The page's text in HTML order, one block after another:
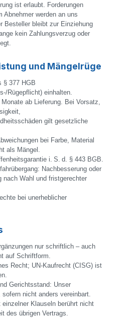
ist erlaubt. Forderungen
Abnehmer werden an uns
Besteller bleibt zur Einziehung
kein Zahlungsverzug oder
und Mängelrüge
§ 377 HGB
Rügepflicht) einhalten.
ab Lieferung. Bei Vorsatz,
gilt gesetzliche
bei Farbe, Material
als Mängel.
i. S. d. § 443 BGB.
Nachbesserung oder
nach Wahl und fristgerechter
bei unerheblicher
nur schriftlich – auch
auf Schriftform.
Recht; UN-Kaufrecht (CISG) ist
Gerichtsstand: Unser
nicht anders vereinbart.
einzelner Klauseln berührt nicht
des übrigen Vertrags.